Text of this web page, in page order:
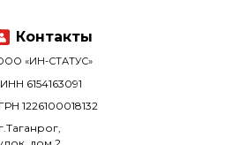
«ИН-СТАТУС»
1226100018132
ИНН 6154163091
Контакты